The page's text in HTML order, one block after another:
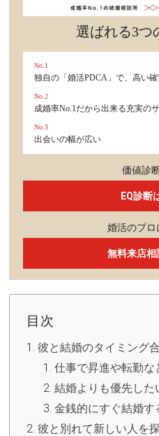
選ばれる3つ
No.1
独自の「婚活PDCA」で、高い
No.2
成婚率No.1だから出来る充実の
No.3
出会いの幅が広い
価値診
EQ診断
婚活のプロ
無料来店相
目次
彼と結婚のタイミング
仕事で昇進や転勤な
結婚よりも優先した
金銭的にすぐ結婚す
彼と別れて新しい人を